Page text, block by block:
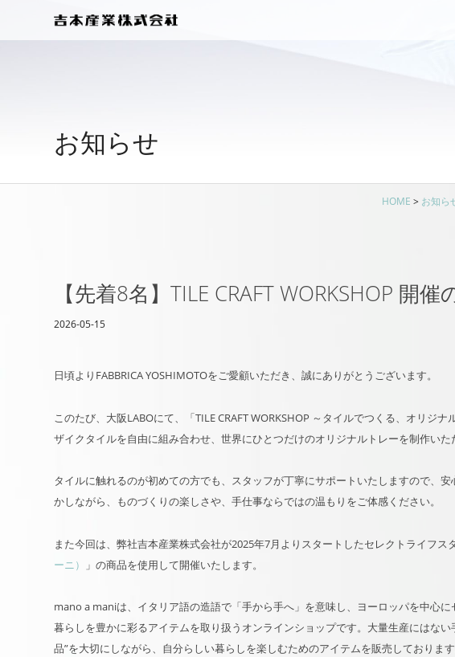
お知らせ
HOME > お知ら
【先着8名】TILE CRAFT WORKSHOP 開
2026-05-15
日頃よりFABBRICA YOSHIMOTOをご愛顧いただき、誠にありがとうございます。
このたび、大阪LABOにて、「TILE CRAFT WORKSHOP ～タイルでつくる、オリジ
ザイクタイルを自由に組み合わせ、世界にひとつだけのオリジナルトレーを制作いた
タイルに触れるのが初めての方でも、スタッフが丁寧にサポートいたしますので、
かしながら、ものづくりの楽しさや、手仕事ならではの温もりをご体感ください。
また今回は、弊社吉本産業株式会社が2025年7月よりスタートしたセレクトライフス
ーニ）
」の商品を使用して開催いたします。
mano a maniは、イタリア語の造語で「手から手へ」を意味し、ヨーロッパを中心に
暮らしを豊かに彩るアイテムを取り扱うオンラインショップです。大量生産にはな
品”を大切にしながら、自分らしい暮らしを楽しむためのアイテムを販売しております